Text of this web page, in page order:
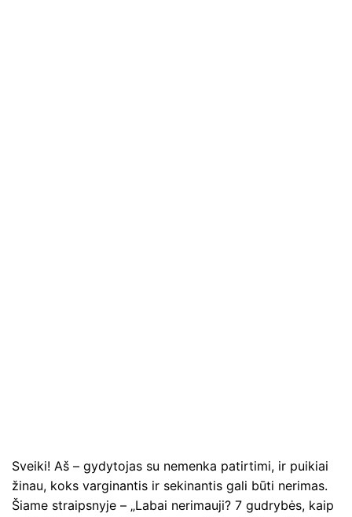
Sveiki! Aš – gydytojas su nemenka patirtimi, ir puikiai
žinau, koks varginantis ir sekinantis gali būti nerimas.
Šiame straipsnyje – „Labai nerimauji? 7 gudrybės, kaip